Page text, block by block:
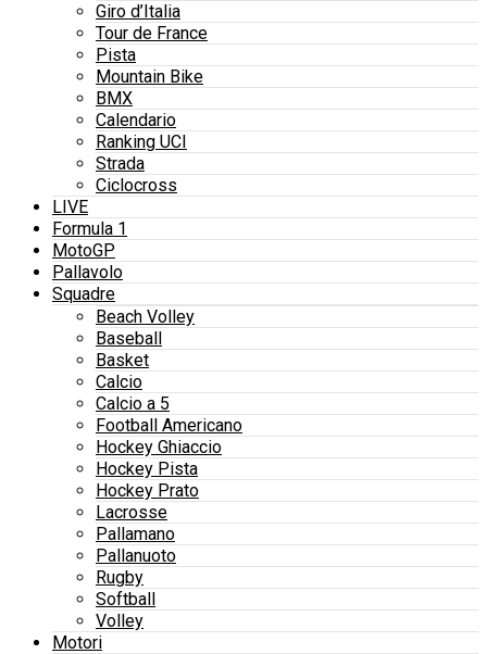
Giro d’Italia
Tour de France
Pista
Mountain Bike
BMX
Calendario
Ranking UCI
Strada
Ciclocross
LIVE
Formula 1
MotoGP
Pallavolo
Squadre
Beach Volley
Baseball
Basket
Calcio
Calcio a 5
Football Americano
Hockey Ghiaccio
Hockey Pista
Hockey Prato
Lacrosse
Pallamano
Pallanuoto
Rugby
Softball
Volley
Motori